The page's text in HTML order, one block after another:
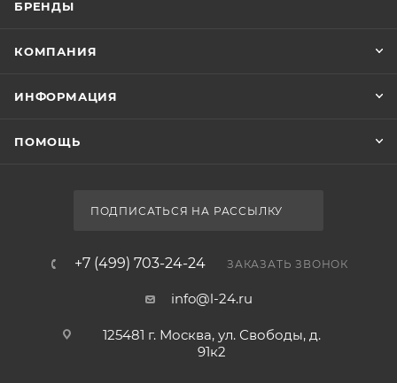
БРЕНДЫ
КОМПАНИЯ
ИНФОРМАЦИЯ
ПОМОЩЬ
ПОДПИСАТЬСЯ НА РАССЫЛКУ
+7 (499) 703-24-24 ЗАКАЗАТЬ ЗВОНОК
info@l-24.ru
125481 г. Москва, ул. Свободы, д.
91к2